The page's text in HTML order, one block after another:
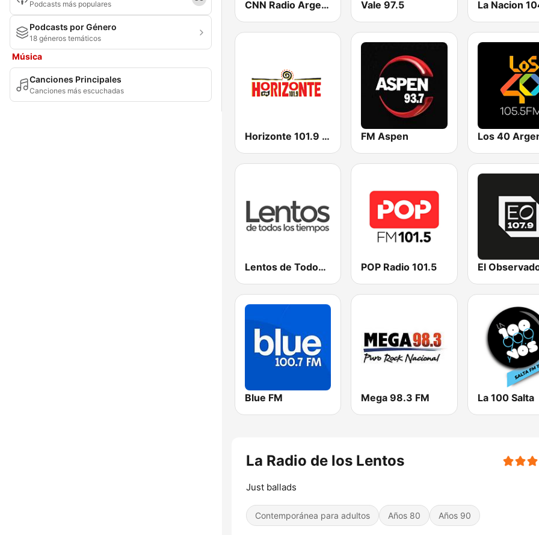
Podcasts más populares
Podcasts por Género
18 géneros temáticos
Música
Canciones Principales
Canciones más escuchadas
CNN Radio Argentina Vale 97.5 La Nacion
Horizonte 101.9 FM FM Aspen Los 40
Lentos de Todos Los Tiempos POP Radio 101.5 El
Blue FM Mega 98.3 FM La 100 Salta
La Radio de los Lentos
Just ballads
Contemporánea para adultos Años 80 Años 90